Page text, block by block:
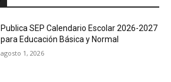
Publica SEP Calendario Escolar 2026-2027
para Educación Básica y Normal
agosto 1, 2026